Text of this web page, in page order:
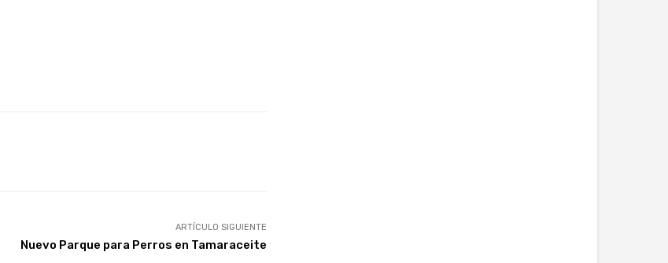
ARTÍCULO SIGUIENTE
Nuevo Parque para Perros en Tamaraceite